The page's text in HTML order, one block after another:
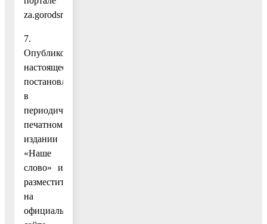
za.gorodsreda.ru.
7.
Опубликовать
настоящее
постановление
в
периодическом
печатном
издании
«Наше
слово» и
разместить
на
официальном